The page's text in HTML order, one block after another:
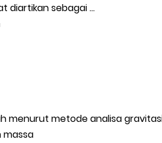
diartikan sebagai ...
menurut metode analisa
massa